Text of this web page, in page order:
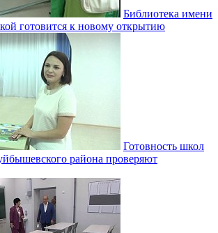
Библиотека имени
готовится к новому открытию
Готовность школ
района проверяют